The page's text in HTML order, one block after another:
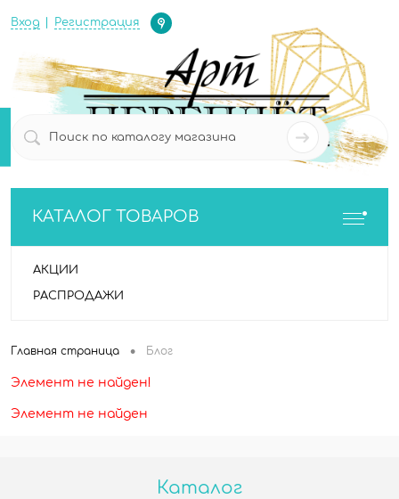
Вход Регистрация
Определение
0
КАТАЛОГ ТОВАРОВ
АКЦИИ
РАСПРОДАЖИ
Главная страница • Блог
Элемент не найден!
Элемент не найден
Каталог